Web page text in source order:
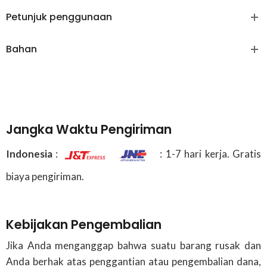
Petunjuk penggunaan
Bahan
Jangka Waktu Pengiriman
Indonesia :
: 1-7 hari kerja. Gratis
biaya pengiriman.
Kebijakan Pengembalian
Jika Anda menganggap bahwa suatu barang rusak dan
Anda berhak atas penggantian atau pengembalian dana,